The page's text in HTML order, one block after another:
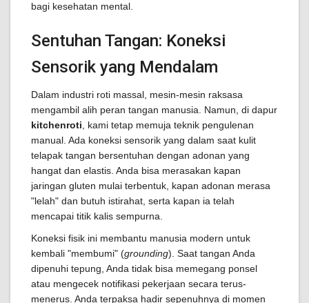
bagi kesehatan mental.
Sentuhan Tangan: Koneksi
Sensorik yang Mendalam
Dalam industri roti massal, mesin-mesin raksasa
mengambil alih peran tangan manusia. Namun, di dapur
kitchenroti , kami tetap memuja teknik pengulenan
manual. Ada koneksi sensorik yang dalam saat kulit
telapak tangan bersentuhan dengan adonan yang
hangat dan elastis. Anda bisa merasakan kapan
jaringan gluten mulai terbentuk, kapan adonan merasa
"lelah" dan butuh istirahat, serta kapan ia telah
mencapai titik kalis sempurna.
Koneksi fisik ini membantu manusia modern untuk
kembali "membumi" (grounding). Saat tangan Anda
dipenuhi tepung, Anda tidak bisa memegang ponsel
atau mengecek notifikasi pekerjaan secara terus-
menerus. Anda terpaksa hadir sepenuhnya di momen